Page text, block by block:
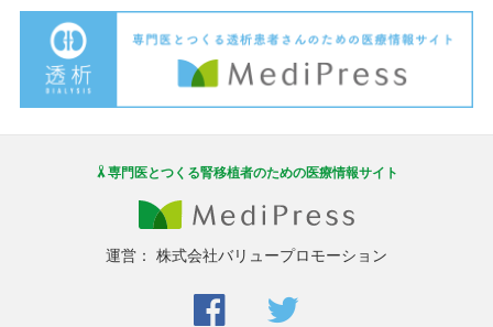
専門医とつくる腎移植者のための医療情報サイト
運営： 株式会社バリュープロモーション